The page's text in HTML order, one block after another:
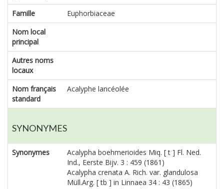
Famille
Euphorbiaceae
Nom local
principal
Autres noms
locaux
Nom français
standard
Acalyphe lancéolée
SYNONYMES
Synonymes
Acalypha boehmerioides Miq. [ t ] Fl. Ned.
Ind., Eerste Bijv. 3 : 459 (1861)
Acalypha crenata A. Rich. var. glandulosa
Müll.Arg. [ tb ] in Linnaea 34 : 43 (1865)